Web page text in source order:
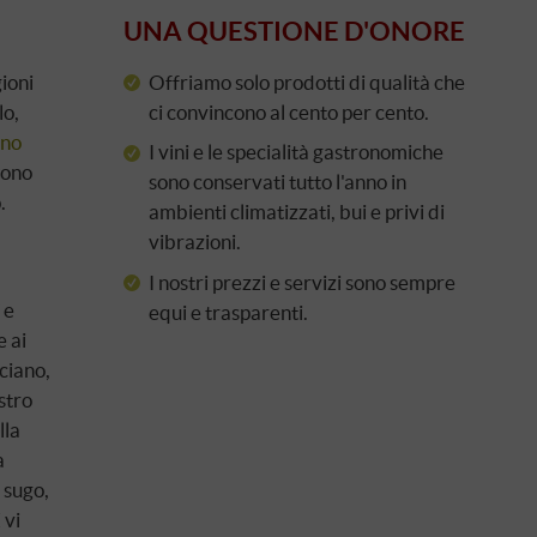
ai
vi
UNA QUESTIONE D'ONORE
Offriamo solo prodotti di qualità che
ci convincono al cento per cento.
I vini e le specialità gastronomiche
sono conservati tutto l'anno in
ambienti climatizzati, bui e privi di
vibrazioni.
I nostri prezzi e servizi sono sempre
equi e trasparenti.